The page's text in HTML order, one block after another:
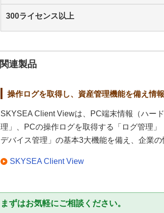
300ライセンス以上
関連製品
操作ログを取得し、資産管理機能を備え情
SKYSEA Client Viewは、PC端末情報（ハー
理」、PCの操作ログを取得する「ログ管理
デバイス管理」の基本3大機能を備え、企業
SKYSEA Client View
まずはお気軽にご相談ください。